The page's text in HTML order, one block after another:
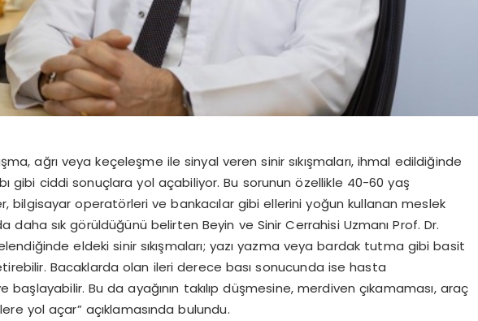
ağrı veya keçeleşme ile sinyal veren sinir sıkışmaları, ihmal edildiğinde
gibi ciddi sonuçlara yol açabiliyor. Bu sorunun özellikle 40-60 yaş
bilgisayar operatörleri ve bankacılar gibi ellerini yoğun kullanan meslek
daha sık görüldüğünü belirten Beyin ve Sinir Cerrahisi Uzmanı Prof. Dr.
eldeki sinir sıkışmaları; yazı yazma veya bardak tutma gibi basit
Bacaklarda olan ileri derece bası sonucunda ise hasta
başlayabilir. Bu da ayağının takılıp düşmesine, merdiven çıkamaması, araç
yol açar” açıklamasında bulundu.